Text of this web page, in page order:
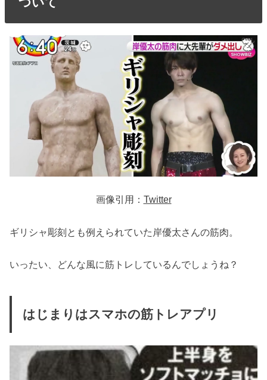
画像引用： Twitter
ギリシャ彫刻とも例えられていた岸優太さんの筋肉。
いったい、どんな風に筋トレしているんでしょうね？
はじまりはスマホの筋トレアプリ